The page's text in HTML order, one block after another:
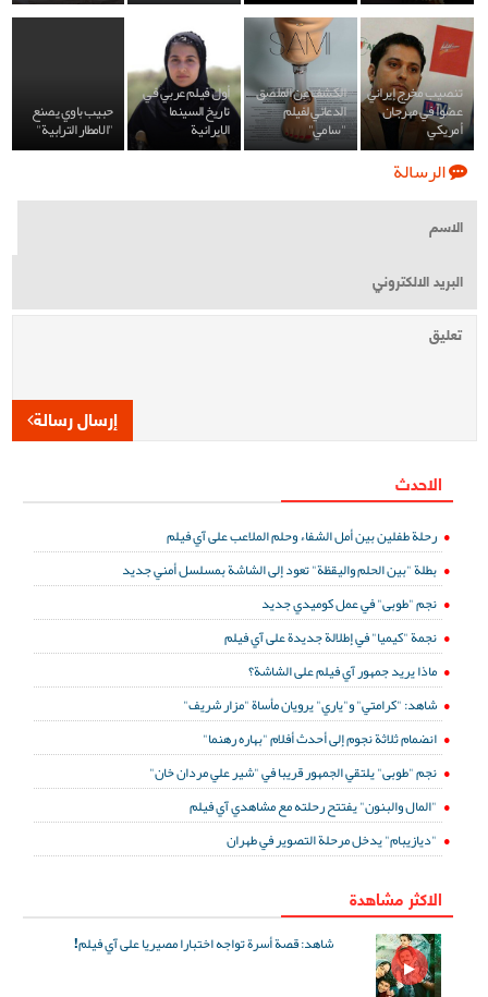
تنصيب مخرج إيراني
عضواً في مهرجان
أمريكي
الكشف عن الملصق
الدعائي لفيلم
"سامي"
أول فيلم عربي في
تاريخ السينما
الايرانية
حبيب باوي يصنع
"الامطار الترابية"
الرسالة
إرسال رسالة
الاحدث
رحلة طفلين بين أمل الشفاء وحلم الملاعب على آي فيلم
بطلة "بين الحلم واليقظة" تعود إلى الشاشة بمسلسل أمني جديد
نجم "طوبى" في عمل كوميدي جديد
نجمة "كيميا" في إطلالة جديدة على آي فيلم
ماذا يريد جمهور آي فيلم على الشاشة؟
شاهد: "كرامتي" و"ياري" يرويان مأساة "مزار شريف"
انضمام ثلاثة نجوم إلى أحدث أفلام "بهاره رهنما"
نجم "طوبى" يلتقي الجمهور قريبا في "شير علي مردان خان"
"المال والبنون" يفتتح رحلته مع مشاهدي آي فيلم
"ديازيبام" يدخل مرحلة التصوير في طهران
الاكثر مشاهدة
شاهد: قصة أسرة تواجه اختبارا مصيريا على آي فيلم!